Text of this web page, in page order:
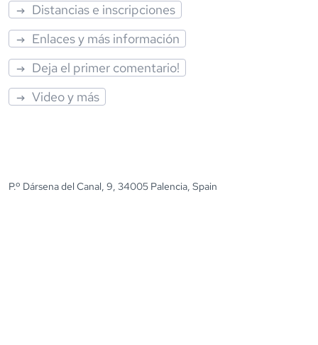
Distancias e inscripciones
Enlaces y más información
Deja el primer comentario!
Video y más
P.º Dársena del Canal, 9, 34005 Palencia, Spain